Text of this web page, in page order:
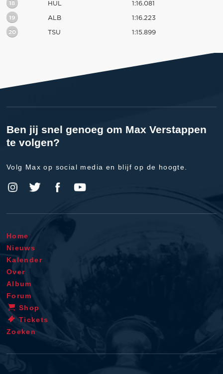
18 HUL 1:16.081
19 ALB 1:16.223
20 TSU 1:15.899
Ben jij snel genoeg om Max Verstappen
te volgen?
Volg Max op social media en blijf op de hoogte.
Home
Nieuws
Kalender
Over
Album
Forum
Shop
Tickets
Zoeken